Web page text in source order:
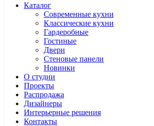
Каталог
Современные кухни
Классические кухни
Гардеробные
Гостиные
Двери
Стеновые панели
Новинки
О студии
Проекты
Распродажа
Дизайнеры
Интерьерные решения
Контакты